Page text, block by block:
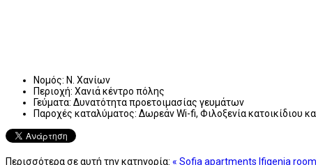
Νομός: Ν. Χανίων
Περιοχή: Χανιά κέντρο πόλης
Γεύματα: Δυνατότητα προετοιμασίας γευμάτων
Παροχές καταλύματος: Δωρεάν Wi-fi, Φιλοξενία κατοικίδιου
Περισσότερα σε αυτή την κατηγορία: « Sofia apartments Ifigenia